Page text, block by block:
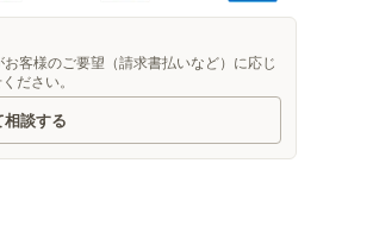
客様のご要望（請求書払いなど）に応じ
ださい。
談する